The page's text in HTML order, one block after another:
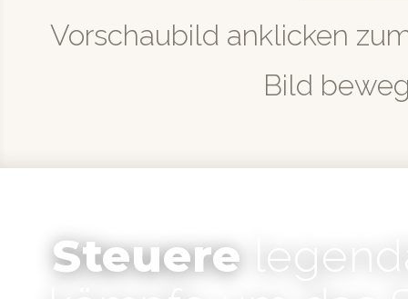
Vorschaubild anklicken
Bild
Steuere